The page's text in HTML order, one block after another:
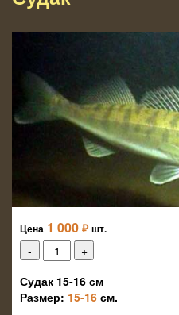
Цена 1 000 ₽ шт.
Судак 15-16 см
Размер: 15-16 см.